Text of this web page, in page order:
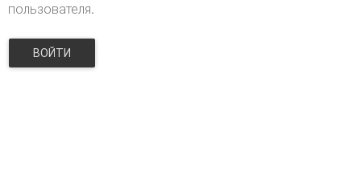
пользователя.
ВОЙТИ